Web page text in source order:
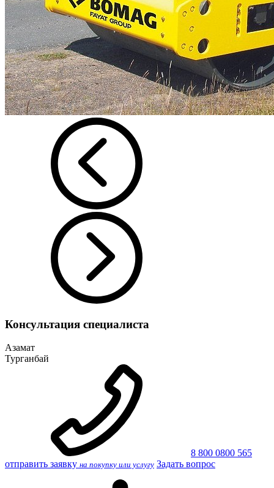
Консультация специалиста
Азамат
Турганбай
8 800 0800 565
отправить заявку на покупку или услугу Задать вопрос